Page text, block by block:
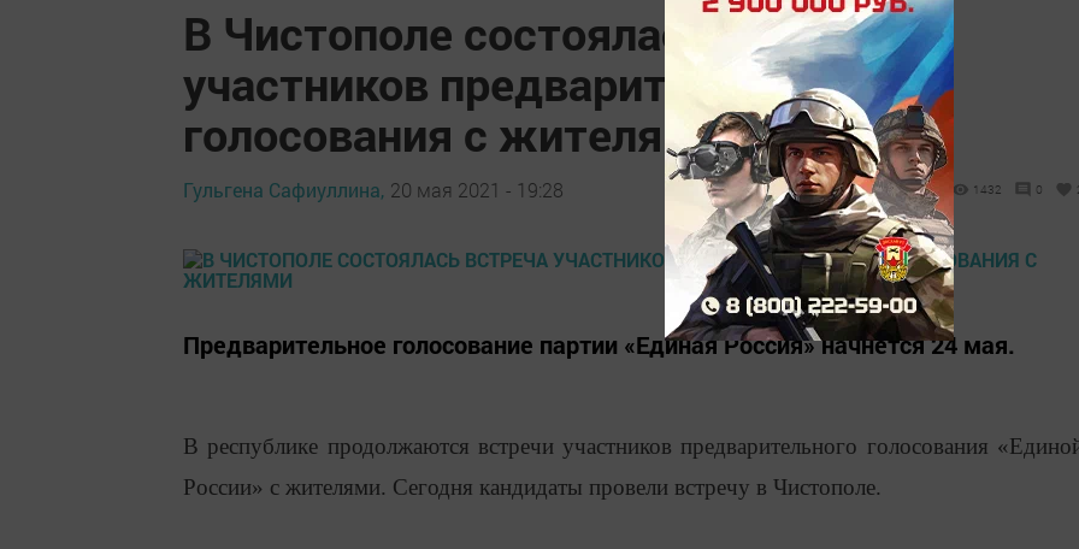
В Чистополе состоялась встреча
участников предварительного
голосования с жителями
Гульгена Сафиуллина, 20 мая 2021 - 19:28 1432 0
Предварительное голосование партии «Единая Россия» начнется 24 мая.
В республике продолжаются встречи участников предварительного голосования
России» с жителями. Сегодня кандидаты провели встречу в Чистополе.